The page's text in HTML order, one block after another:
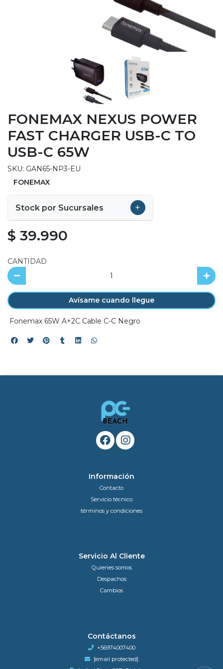
FONEMAX NEXUS POWER
FAST CHARGER USB-C TO
USB-C 65W
SKU: GAN65-NP3-EU
FONEMAX
Stock por Sucursales +
$ 39.990
CANTIDAD
Avísame cuando llegue
Fonemax 65W A+2C Cable C-C Negro
Información
Contacto
Servicio técnico
términos y condiciones
Servicio Al Cliente
Quienes somos
Despachos
Cambios
Contáctanos
+56974007400
[email protected]